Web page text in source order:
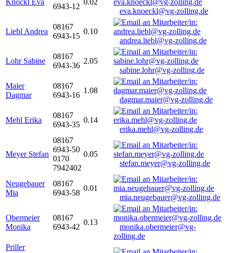
Knöckl Eva
6943-12
0.02
eva.knoeckl@vg-zolling.de
Liebl Andrea
08167
6943-15
0.10
andrea.liebl@vg-zolling.de
Lohr Sabine
08167
6943-36
2.05
sabine.lohr@vg-zolling.de
Maier
Dagmar
08167
6943-16
1.08
dagmar.maier@vg-zolling.de
Mehl Erika
08167
6943-35
0.14
erika.mehl@vg-zolling.de
Meyer Stefan
08167
6943-50
0170
7942402
0.05
stefan.meyer@vg-zolling.de
Neugebauer
Mia
08167
6943-58
0.01
mia.neugebauer@vg-zolling.de
Obermeier
Monika
08167
6943-42
0.13
monika.obermeier@vg-
zolling.de
Priller